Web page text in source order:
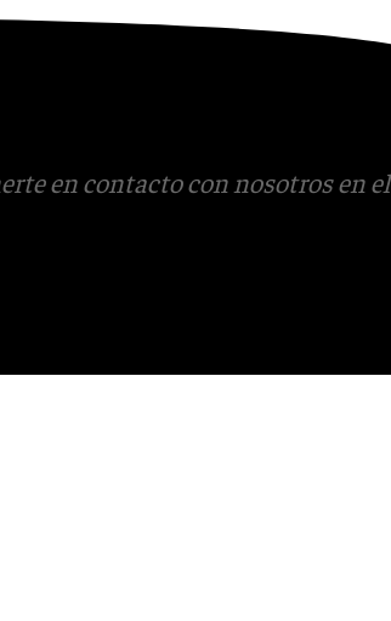
en contacto con nosotros en el